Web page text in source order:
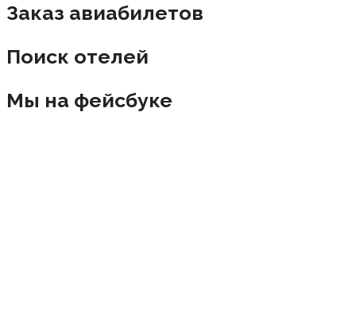
Заказ авиабилетов
Поиск отелей
Мы на фейсбуке